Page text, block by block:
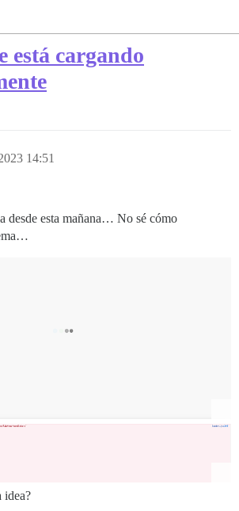
está cargando
14:51
desde esta mañana… No sé cómo
idea?